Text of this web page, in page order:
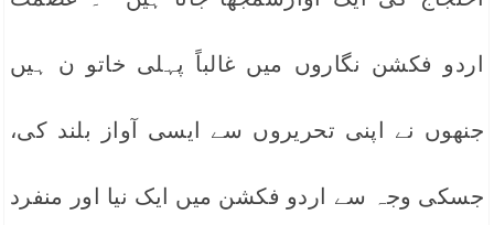
اردو فکشن نگاروں میں غالباً پہلی خاتو ن ہیں
جنھوں نے اپنی تحریروں سے ایسی آواز بلند کی،
جسکی وجہ سے اردو فکشن میں ایک نیا اور منفرد